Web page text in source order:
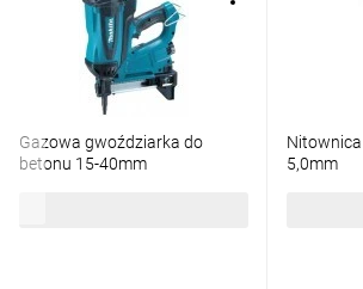
Gazowa gwoździarka do
betonu 15-40mm
5,0mm